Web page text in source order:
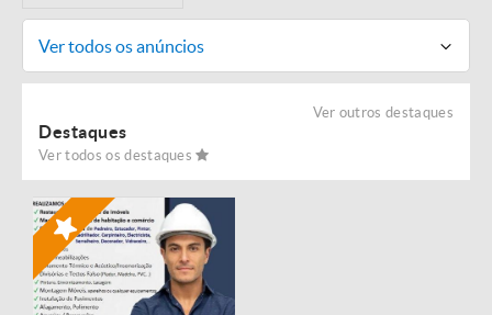
Ver todos os anúncios
Ver outros destaques
Destaques
Ver todos os destaques